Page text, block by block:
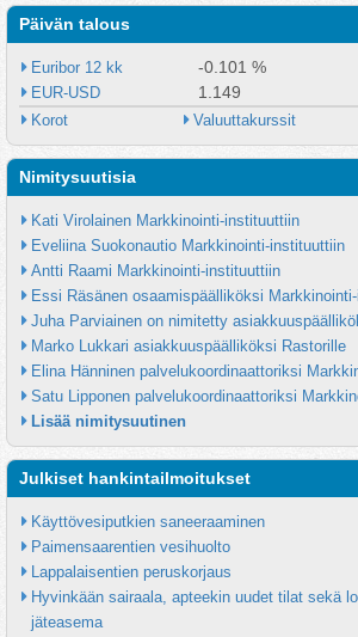
Päivän talous
Euribor 12 kk -0.101 %
EUR-USD 1.149
Korot Valuuttakurssit
Nimitysuutisia
Kati Virolainen Markkinointi-instituuttiin
Eveliina Suokonautio Markkinointi-instituuttiin
Antti Raami Markkinointi-instituuttiin
Essi Räsänen osaamispäälliköksi
Juha Parviainen on nimitetty
Marko Lukkari asiakkuuspäälliköksi Rastorille
Elina Hänninen palvelukoordinaattoriksi
Satu Lipponen palvelukoordinaattoriksi
Lisää nimitysuutinen
Julkiset hankintailmoitukset
Käyttövesiputkien saneeraaminen
Paimensaarentien vesihuolto
Lappalaisentien peruskorjaus
Hyvinkään sairaala, apteekin uudet tilat sekä
jäteasema